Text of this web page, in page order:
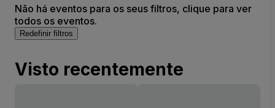
Não há eventos para os seus filtros, clique para ver
todos os eventos.
Redefinir filtros
Visto recentemente